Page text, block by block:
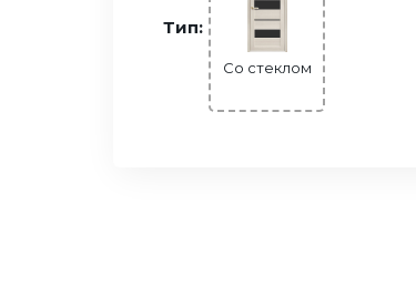
Двери Экошпон. Серия
«Ульяновск»
Джаз
Кантри
Тип:
Со стеклом